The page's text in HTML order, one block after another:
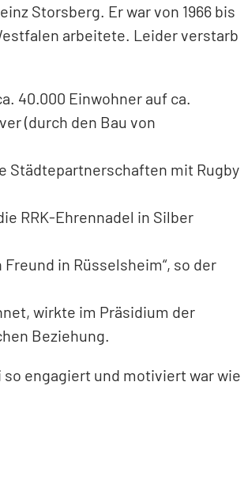
Storsberg. Er war von 1966 bis
arbeitete. Leider verstarb
40.000 Einwohner auf ca.
(durch den Bau von
Städtepartnerschaften mit Rugby
RRK-Ehrennadel in Silber
in Rüsselsheim“, so der
wirkte im Präsidium der
Beziehung.
engagiert und motiviert war wie